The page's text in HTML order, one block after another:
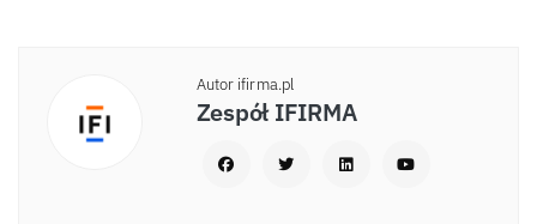
Autor ifirma.pl
Zespół IFIRMA